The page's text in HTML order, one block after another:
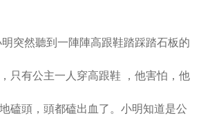
突然聽到一陣陣高跟鞋踏踩踏石板的
只有公主一人穿高跟鞋 ，他害怕，他
磕頭，頭都磕出血了。小明知道是公